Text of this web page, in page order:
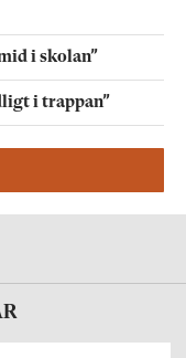
i skolan”
i trappan”